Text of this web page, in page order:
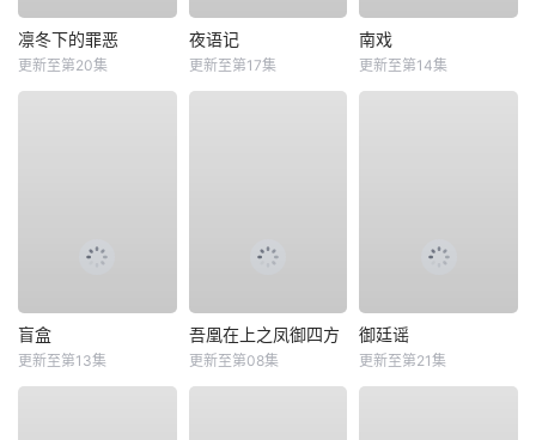
凛冬下的罪恶
更新至第20集
夜语记
更新至第17集
南戏
更新至第14集
盲盒
更新至第13集
吾凰在上之凤御四方
更新至第08集
御廷谣
更新至第21集